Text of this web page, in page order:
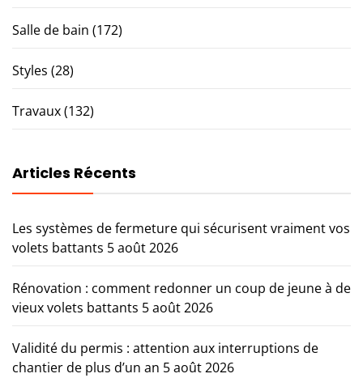
Salle de bain (172)
Styles (28)
Travaux(132)
Articles Récents
Les systèmes de fermeture qui sécurisent vraiment vos
volets battants 5 août 2026
Rénovation : comment redonner un coup de jeune à de
vieux volets battants 5 août 2026
Validité du permis : attention aux interruptions de
chantier de plus d’un an 5 août 2026